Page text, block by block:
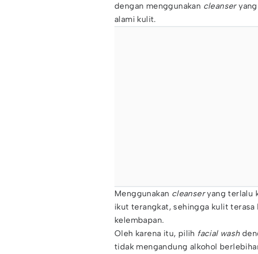
dengan menggunakan cleanseryang
alami kulit.
Menggunakan cleanseryang terlalu
ikut terangkat, sehingga kulit
kelembapan.
Oleh karena itu, pilih facial wash
tidak mengandung alkohol